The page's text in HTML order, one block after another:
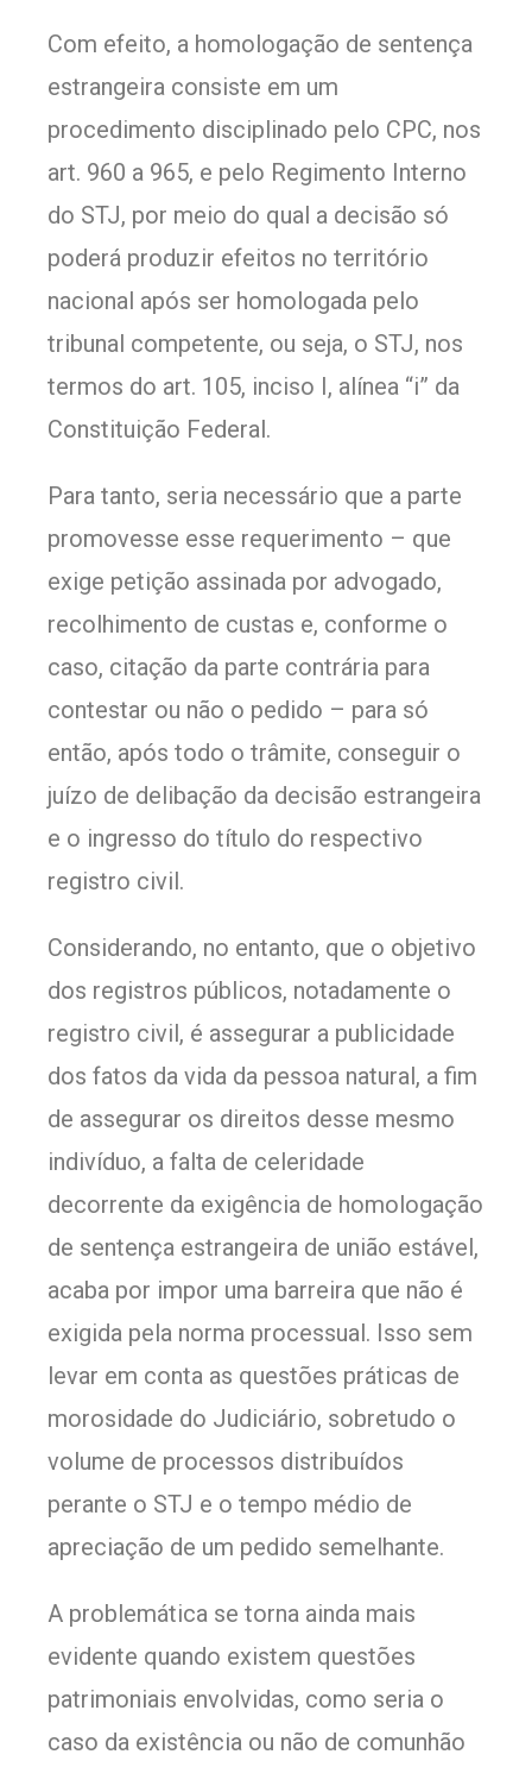
Com efeito, a homologação de sentença
estrangeira consiste em um
procedimento disciplinado pelo CPC, nos
art. 960 a 965, e pelo Regimento Interno
do STJ, por meio do qual a decisão só
poderá produzir efeitos no território
nacional após ser homologada pelo
tribunal competente, ou seja, o STJ, nos
termos do art. 105, inciso I, alínea “i” da
Constituição Federal.
Para tanto, seria necessário que a parte
promovesse esse requerimento – que
exige petição assinada por advogado,
recolhimento de custas e, conforme o
caso, citação da parte contrária para
contestar ou não o pedido – para só
então, após todo o trâmite, conseguir o
juízo de delibação da decisão estrangeira
e o ingresso do título do respectivo
registro civil.
Considerando, no entanto, que o objetivo
dos registros públicos, notadamente o
registro civil, é assegurar a publicidade
dos fatos da vida da pessoa natural, a fim
de assegurar os direitos desse mesmo
indivíduo, a falta de celeridade
decorrente da exigência de homologação
de sentença estrangeira de união estável,
acaba por impor uma barreira que não é
exigida pela norma processual. Isso sem
levar em conta as questões práticas de
morosidade do Judiciário, sobretudo o
volume de processos distribuídos
perante o STJ e o tempo médio de
apreciação de um pedido semelhante.
A problemática se torna ainda mais
evidente quando existem questões
patrimoniais envolvidas, como seria o
caso da existência ou não de comunhão